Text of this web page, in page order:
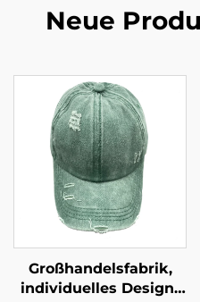
Neue
Großhandelsfabrik,
individuelles Design-